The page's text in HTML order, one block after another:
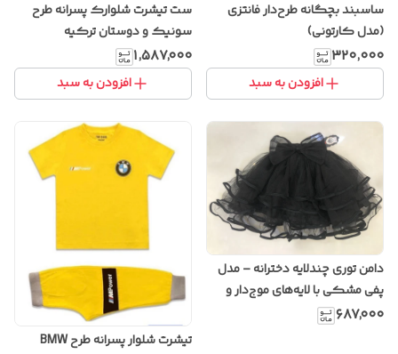
ساسبند بچگانه طرح‌دار فانتزی
(مدل کارتونی)
۳۲۰٬۰۰۰
افزودن به سبد
ست تیشرت شلوارک پسرانه طرح
سونیک و دوستان ترکیه
۱٬۵۸۷٬۰۰۰
افزودن به سبد
دامن توری چندلایه دخترانه – مدل
پفی مشکی با لایه‌های موج‌دار و
پاپیون توری
۶۸۷٬۰۰۰
تیشرت شلوار پسرانه طرح BMW